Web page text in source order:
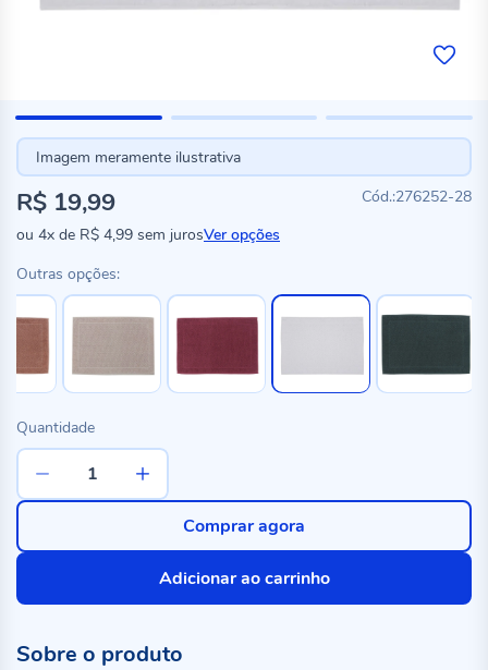
Imagem meramente ilustrativa
276252-28
R$ 19,99
ou 4x de R$ 4,99 sem jurosVer opções
Outras opções:
Quantidade
Adicionar ao carrinho
Comprar agora
Sobre o produto